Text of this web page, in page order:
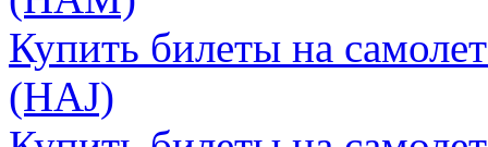
Купить билеты на
(HAJ)